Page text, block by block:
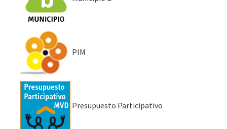
PIM
Presupuesto Participativo